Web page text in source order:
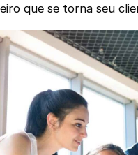
que se torna seu